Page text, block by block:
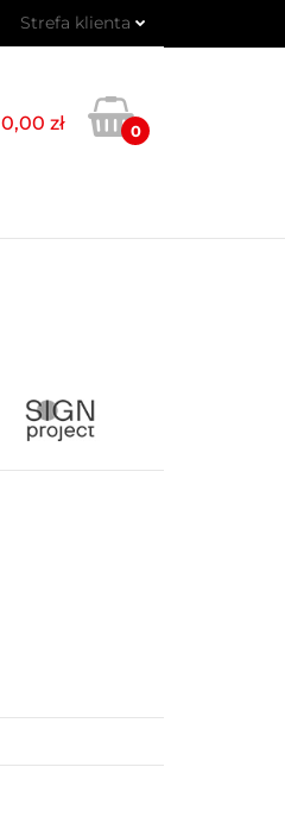
Strefa klienta
Zarejestruj się
Dodaj zgłoszenie
0,00 zł 0